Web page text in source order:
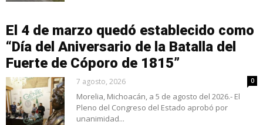
El 4 de marzo quedó establecido como
“Día del Aniversario de la Batalla del
Fuerte de Cóporo de 1815”
7 agosto, 2026 0
Morelia, Michoacán, a 5 de agosto del 2026.- El
Pleno del Congreso del Estado aprobó por
unanimidad...